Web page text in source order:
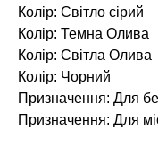
Колір: Світло сірий
Колір: Темна Олива
Колір: Світла Олива
Колір: Чорний
Призначення: Для
Призначення: Для